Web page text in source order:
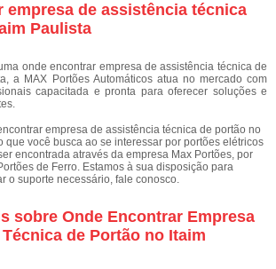
empresa de assistência técnica
Paulista
onde encontrar empresa de assistência técnica de
a MAX Portões Automáticos atua no mercado com
capacitada e pronta para oferecer soluções e
empresa de assistência técnica de portão no
que você busca ao se interessar por portões elétricos
encontrada através da empresa Max Portões, por
de Ferro. Estamos à sua disposição para
o suporte necessário, fale conosco.
sobre Onde Encontrar Empresa
de Portão no Itaim